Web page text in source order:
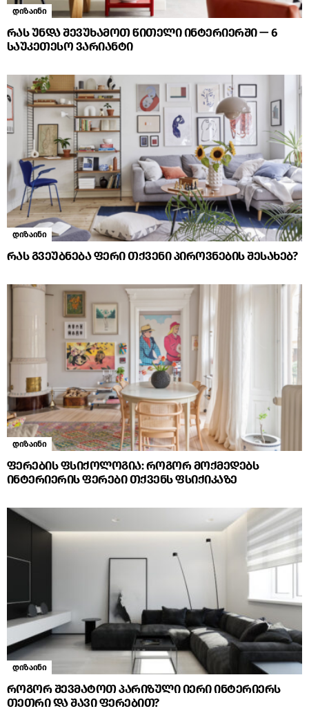
დიზაინი
რას უნდა შევუხამოთ წითელი ინტერიერში — 6
საუკეთესო ვარიანტი
დიზაინი
რას გვეუბნება ფერი თქვენი პიროვნების შესახებ?
დიზაინი
ფერების ფსიქოლოგია: როგორ მოქმედებს
ინტერიერის ფერები თქვენს ფსიქიკაზე
დიზაინი
როგორ შევმატოთ პარიზული იერი ინტერიერს
თეთრი და შავი ფერებით?